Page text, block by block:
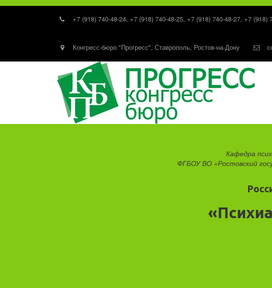
+7 (918) 740-48-24, +7 (918) 740-48-25, +7 (918) 740-48-27, +7 (918)
Конгресс-бюро "Прогресс", Ставрополь, Ростов-на-Дону
Кафедра
ФГБОУ ВО «Ростовский